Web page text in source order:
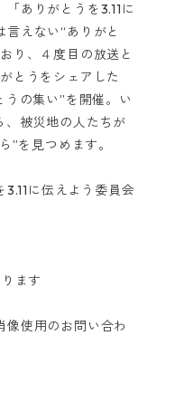
「ありがとうを3.11 に
言えない“ありがと
り、４度目の放送と
とうをシェアした
うの集い”を開催。い
、被災地の人たちが
”を見つめます。
3.11 に伝えよう委員会
ます
像使用のお問い合わ